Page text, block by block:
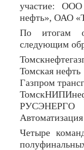
участие:
нефть», ОАО «
По итогам
следующим
Томская нефть
Газпром
РУСЭНЕРГО
Четыре